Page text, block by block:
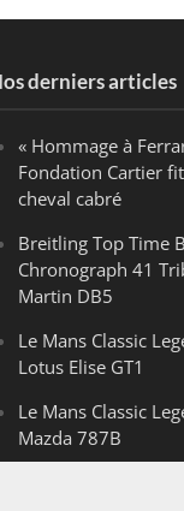
derniers articles
« Hommage à
Fondation Cartier
cheval cabré
Breitling Top Time
Chronograph 41
Martin DB5
Le Mans Classic
Lotus Elise GT1
Le Mans Classic
Mazda 787B